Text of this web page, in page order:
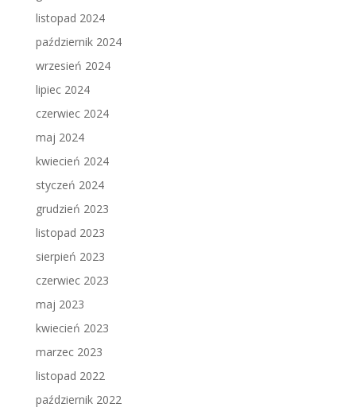
listopad 2024
październik 2024
wrzesień 2024
lipiec 2024
czerwiec 2024
maj 2024
kwiecień 2024
styczeń 2024
grudzień 2023
listopad 2023
sierpień 2023
czerwiec 2023
maj 2023
kwiecień 2023
marzec 2023
listopad 2022
październik 2022